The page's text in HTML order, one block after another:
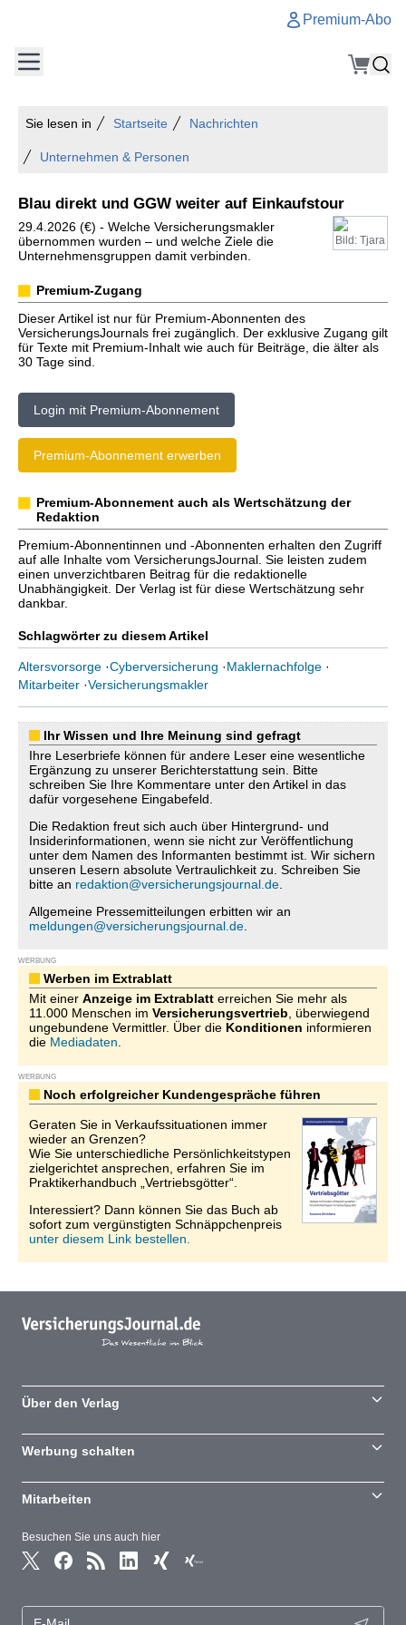
Premium-Abo
Sie lesen in Startseite Nachrichten
Unternehmen & Personen
Blau direkt und GGW weiter auf Einkaufstour
Bild: Tjara
29.4.2026 (€) - Welche Versicherungsmakler
übernommen wurden – und welche Ziele die
Unternehmensgruppen damit verbinden.
Premium-Zugang
Dieser Artikel ist nur für Premium-Abonnenten des
VersicherungsJournals frei zugänglich. Der exklusive Zugang gilt
für Texte mit Premium-Inhalt wie auch für Beiträge, die älter als
30 Tage sind.
Login mit Premium-Abonnement
Premium-Abonnement erwerben
Premium-Abonnement auch als Wertschätzung der
Redaktion
Premium-Abonnentinnen und -Abonnenten erhalten den Zugriff
auf alle Inhalte vom VersicherungsJournal. Sie leisten zudem
einen unverzichtbaren Beitrag für die redaktionelle
Unabhängigkeit. Der Verlag ist für diese Wertschätzung sehr
dankbar.
Schlagwörter zu diesem Artikel
Altersvorsorge ·Cyberversicherung ·Maklernachfolge ·
Mitarbeiter ·Versicherungsmakler
Ihr Wissen und Ihre Meinung sind gefragt
Ihre Leserbriefe können für andere Leser eine wesentliche
Ergänzung zu unserer Berichterstattung sein. Bitte
schreiben Sie Ihre Kommentare unter den Artikel in das
dafür vorgesehene Eingabefeld.
Die Redaktion freut sich auch über Hintergrund- und
Insiderinformationen, wenn sie nicht zur Veröffentlichung
unter dem Namen des Informanten bestimmt ist. Wir sichern
unseren Lesern absolute Vertraulichkeit zu. Schreiben Sie
bitte an redaktion@versicherungsjournal.de
Allgemeine Pressemitteilungen erbitten wir an
meldungen@versicherungsjournal.de
WERBUNG
Werben im Extrablatt
Mit einer Anzeige im Extrablatt erreichen Sie mehr als
11.000 Menschen im Versicherungsvertrieb , überwiegend
ungebundene Vermittler. Über die Konditionen informieren
die Mediadaten
WERBUNG
Noch erfolgreicher Kundengespräche führen
Geraten Sie in Verkaufssituationen immer
wieder an Grenzen?
Wie Sie unterschiedliche Persönlichkeitstypen
zielgerichtet ansprechen, erfahren Sie im
Praktikerhandbuch „Vertriebsgötter“.
Interessiert? Dann können Sie das Buch ab
sofort zum vergünstigten Schnäppchenpreis
unter diesem Link bestellen.
Besuchen Sie uns auch hier
Über den Verlag
Werbung schalten
Mitarbeiten